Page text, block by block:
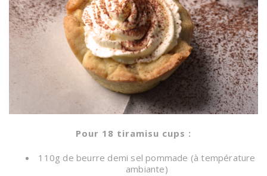
Pour 18 tiramisu cups :
110g de beurre demi sel pommade (à température
ambiante)